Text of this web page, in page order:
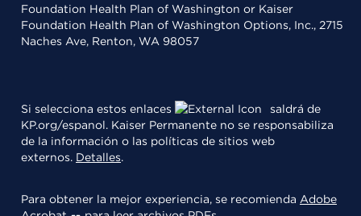
Foundation Health Plan of Washington or Kaiser
Foundation Health Plan of Washington Options, Inc., 2715
Naches Ave, Renton, WA 98057
Si selecciona estos enlaces
saldrá de
KP.org/espanol. Kaiser Permanente no se responsabiliza
de la información o las políticas de sitios web
externos. Detalles.
Para obtener la mejor experiencia, se recomienda Adobe